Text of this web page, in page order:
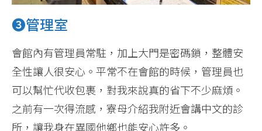
❸管理室
會館內有管理員常駐，加上大門是密碼鎖，整體安
全性讓人很安心。平常不在會館的時候，管理員也
可以幫忙代收包裹，對我來說真的省下不少麻煩。
之前有一次得流感，寮母介紹我附近會講中文的診
所，讓我身在異國他鄉也能安心許多。